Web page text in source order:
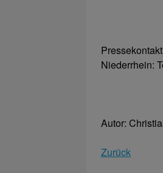
Niederrhein:
Autor:
Zurück